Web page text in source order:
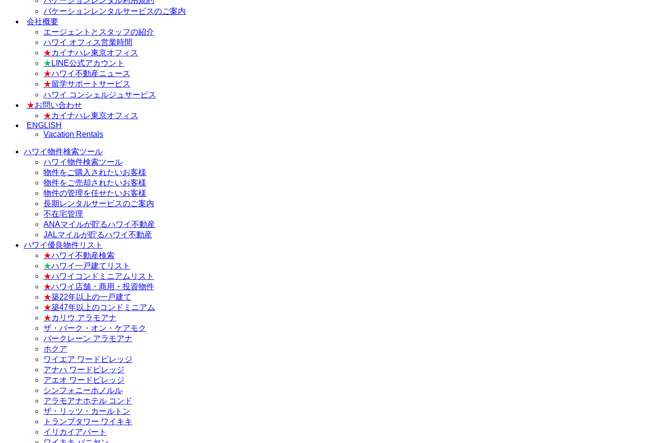
バケーションレンタルサービスのご案内
会社概要
エージェントとスタッフの紹介
ハワイ オフィス営業時間
★カイナハレ東京オフィス
★ LINE公式アカウント
★ハワイ不動産ニュース
★留学サポートサービス
ハワイ コンシェルジュサービス
★お問い合わせ
★カイナハレ東京オフィス
ENGLISH
Vacation Rentals
ハワイ物件検索ツール
ハワイ物件検索ツール
物件をご購入されたいお客様
物件をご売却されたいお客様
物件の管理を任せたいお客様
長期レンタルサービスのご案内
不在宅管理
ANAマイルが貯るハワイ不動産
JALマイルが貯るハワイ不動産
ハワイ優良物件リスト
★ハワイ不動産検索
★ハワイ一戸建てリスト
★ハワイコンドミニアムリスト
★ハワイ店舗・商用・投資物件
★築22年以上の一戸建て
★築47年以上のコンドミニアム
★カリウ アラモアナ
ザ・パーク・オン・ケアモク
パークレーン アラモアナ
ホクア
ワイエア ワードビレッジ
アナハ ワードビレッジ
アエオ ワードビレッジ
シンフォニーホノルル
アラモアナホテル コンド
ザ・リッツ・カールトン
トランプタワー ワイキキ
イリカイアパート